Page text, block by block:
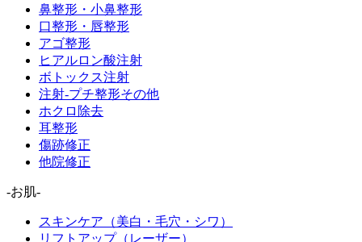
鼻整形・小鼻整形
口整形・唇整形
アゴ整形
ヒアルロン酸注射
ボトックス注射
注射-プチ整形その他
ホクロ除去
耳整形
傷跡修正
他院修正
-お肌-
スキンケア（美白・毛穴・シワ）
リフトアップ（レーザー）